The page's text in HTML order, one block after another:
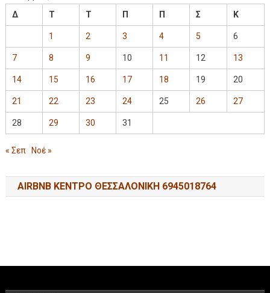
Δ
Τ Τ Π Π Σ Κ
1 2 3 4 5 6
7 8 9 10 11 12 13
14 15 16 17 18 19 20
21 22 23 24 25 26 27
28 29 30 31
« Σεπ Νοέ »
AIRBNB ΚΕΝΤΡΟ ΘΕΣΣΑΛΟΝΙΚΗ 6945018764